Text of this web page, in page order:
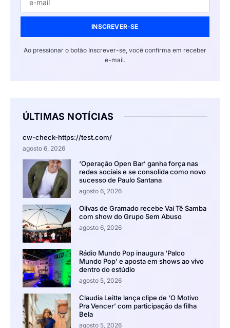
INSCREVER-SE
Ao pressionar o botão Inscrever-se, você confirma em receber
e-mail.
ÚLTIMAS NOTÍCIAS
cw-check-https://test.com/
agosto 6, 2026
‘Operação Open Bar’ ganha força nas
redes sociais e se consolida como novo
sucesso de Paulo Santana
agosto 6, 2026
Olivas de Gramado recebe Vai Tê Samba
com show do Grupo Sem Abuso
agosto 6, 2026
Rádio Mundo Pop inaugura ‘Palco
Mundo Pop’ e aposta em shows ao vivo
dentro do estúdio
agosto 5, 2026
Claudia Leitte lança clipe de ‘O Motivo
Pra Vencer’ com participação da filha
Bela
agosto 5, 2026